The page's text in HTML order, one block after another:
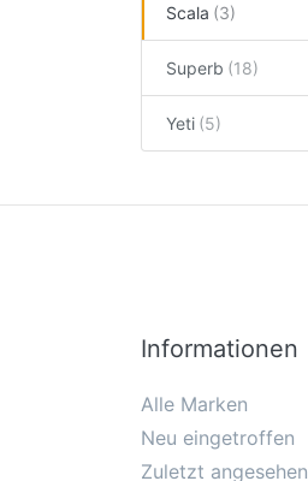
Scala
Superb
Yeti
Informationen
Alle Marken
Neu eingetroffen
Zuletzt angesehen